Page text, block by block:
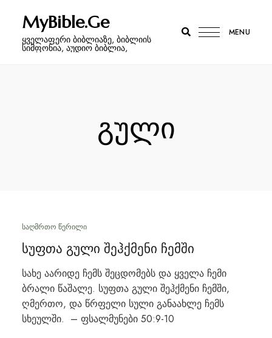
MyBible.Ge
ყველაფერი ბიბლიაზე, ბიბლიის
სიმფონია, აუდიო ბიბლია,
MENU
გული
ᲡᲐᲦᲛᲠᲗᲝ ᲬᲔᲠᲘᲚᲘ
სუფთა გული შეჰქმენი ჩემში
სახე აარიდე ჩემს შეცდომებს და ყველა ჩემი
ბრალი წაშალე. სუფთა გული შეჰქმენი ჩემში,
ღმერთო, და წრფელი სული განაახლე ჩემს
სხეულში. – ფსალმუნები 50:9-10